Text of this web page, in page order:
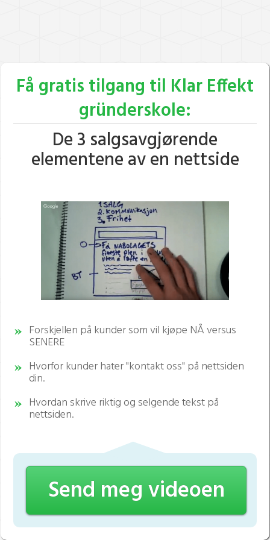
Få gratis tilgang til Klar Effekt
gründerskole:
De 3 salgsavgjørende
elementene av en nettside
Forskjellen på kunder som vil kjøpe NÅ versus
SENERE
Hvorfor kunder hater "kontakt oss" på nettsiden
din.
Hvordan skrive riktig og selgende tekst på
nettsiden.
Send meg videoen